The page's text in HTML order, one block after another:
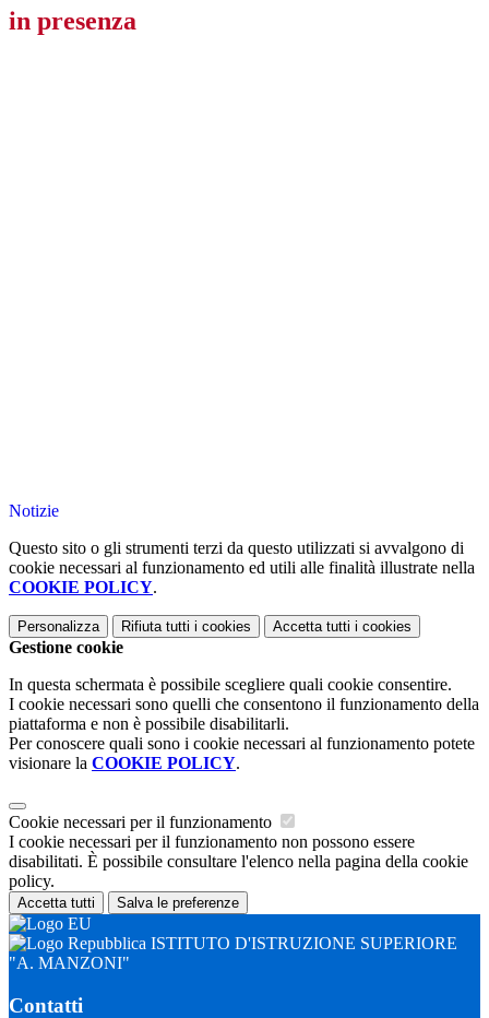
in presenza
Notizie
Questo sito o gli strumenti terzi da questo utilizzati si avvalgono di
cookie necessari al funzionamento ed utili alle finalità illustrate nella
COOKIE POLICY.
Personalizza Rifiuta tutti i cookies Accetta tutti i cookies
Gestione cookie
In questa schermata è possibile scegliere quali cookie consentire.
I cookie necessari sono quelli che consentono il funzionamento della
piattaforma e non è possibile disabilitarli.
Per conoscere quali sono i cookie necessari al funzionamento potete
visionare la COOKIE POLICY.
Cookie necessari per il funzionamento
I cookie necessari per il funzionamento non possono essere
disabilitati. È possibile consultare l'elenco nella pagina della cookie
policy.
Accetta tutti Salva le preferenze
ISTITUTO D'ISTRUZIONE SUPERIORE
"A. MANZONI"
Contatti